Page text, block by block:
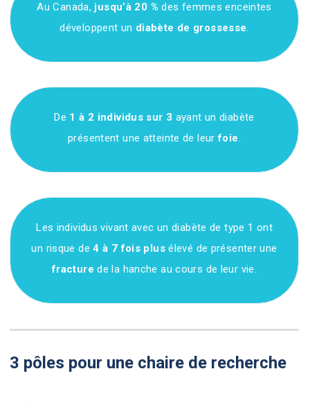
Au Canada, jusqu’à 20 % des femmes enceintes
développent un diabète de grossesse.
De 1 à 2 individus sur 3 ayant un diabète
présentent une atteinte de leurfoie.
Les individus vivant avec un diabète de type 1 ont
un risque de4 à 7 fois plusélevé de présenter une
fracturede la hanche au cours de leur vie.
3 pôles pour une chaire de recherche